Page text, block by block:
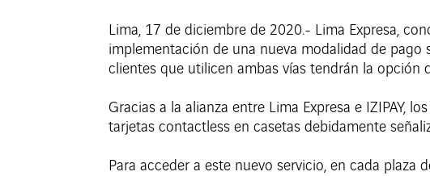
Lima, 17 de diciembre de 2020.- Lima Expresa,
implementación de una nueva modalidad de
clientes que utilicen ambas vías tendrán la
Gracias a la alianza entre Lima Expresa e IZIPAY,
tarjetas contactless en casetas debidamente
Para acceder a este nuevo servicio, en cada